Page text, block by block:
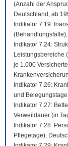
(Anzahl der
Deutschland, ab
Indikator 7.19:
Indikator 7.24:
Leistungsbereiche
je 1.000
Indikator 7.26:
und
Indikator 7.27:
Verweildauer (in
Indikator 7.28:
Pflegetage),